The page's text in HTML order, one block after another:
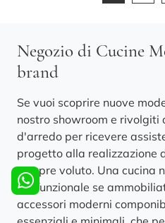
Negozio di Cucine
brand
Se vuoi scoprire nuove
nostro showroom e rivolgiti
d'arredo per ricevere
progetto alla realizzazione
sempre voluto. Una cucina
più funzionale se
accessori moderni